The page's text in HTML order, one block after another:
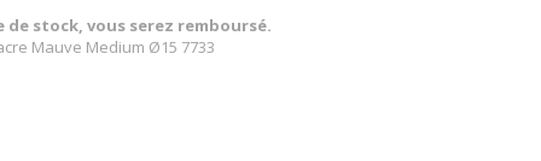
stock, vous serez remboursé.
Mauve Medium Ø15 7733